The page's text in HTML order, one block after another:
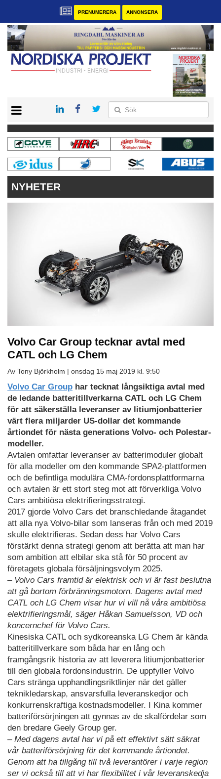
PRENUMERERA ANNONSERA
KONTAKT
VÅRA ANDRA MAGASIN
PRENUMERERA
ANNONSERA
NYHETER
Volvo Car Group tecknar avtal med
CATL och LG Chem
Av Tony Björkholm | onsdag 15 maj 2019 kl. 9:50
Volvo Car Group har tecknat långsiktiga avtal med
de ledande batteritillverkarna CATL och LG Chem
för att säkerställa leveranser av litiumjonbatterier
värt flera miljarder US-dollar det kommande
årtiondet för nästa generations Volvo- och Polestar-
modeller.
Avtalen omfattar leveranser av batterimoduler globalt
för alla modeller om den kommande SPA2-plattformen
och de befintliga modulära CMA-fordonsplattformarna
och avtalen är ett stort steg mot att förverkliga Volvo
Cars ambitiösa elektrifieringsstrategi.
2017 gjorde Volvo Cars det branschledande åtagandet
att alla nya Volvo-bilar som lanseras från och med 2019
skulle elektrifieras. Sedan dess har Volvo Cars
förstärkt denna strategi genom att berätta att man har
som ambition att elbilar ska stå för 50 procent av
företagets globala försäljningsvolym 2025.
– Volvo Cars framtid är elektrisk och vi är fast beslutna
att gå bortom förbränningsmotorn. Dagens avtal med
CATL och LG Chem visar hur vi vill nå våra ambitiösa
elektrifieringsmål, säger Håkan Samuelsson, VD och
koncernchef för Volvo Cars.
Kinesiska CATL och sydkoreanska LG Chem är kända
batteritillverkare som båda har en lång och
framgångsrik historia av att leverera litiumjonbatterier
till den globala fordonsindustrin. De uppfyller Volvo
Cars stränga upphandlingsriktlinjer när det gäller
teknikledarskap, ansvarsfulla leveranskedjor och
konkurrenskraftiga kostnadsmodeller. I Kina kommer
batteriförsörjningen att gynnas av de skalfördelar som
den bredare Geely Group ger.
– Med dagens avtal har vi på ett effektivt sätt säkrat
vår batteriförsörjning för det kommande årtiondet.
Genom att ha tillgång till två leverantörer i varje region
ser vi också till att vi har flexibilitet i vår leveranskedja